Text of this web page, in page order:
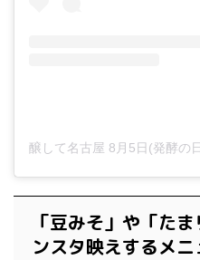
「豆みそ」や「た
ンスタ映えするメ